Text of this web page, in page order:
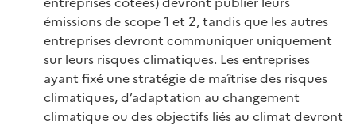
émissions de scope 1 et 2, tandis que les autres
entreprises devront communiquer uniquement
sur leurs risques climatiques. Les entreprises
ayant fixé une stratégie de maîtrise des risques
climatiques, d’adaptation au changement
climatique ou des objectifs liés au climat devront